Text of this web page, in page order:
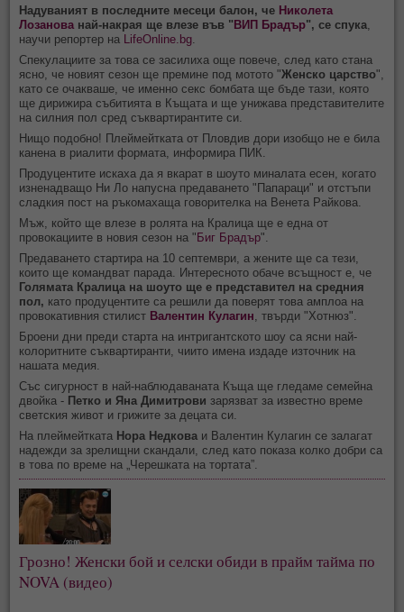
Надуваният в последните месеци балон, че Николета
Лозанова най-накрая ще влезе във "ВИП Брадър", се спука
научи репортер на LifeOnline.bg
Спекулациите за това се засилиха още повече, след като стана
ясно, че новият сезон ще премине под мотото "Женско царство",
като се очакваше, че именно секс бомбата ще бъде тази, която
ще дирижира събитията в Къщата и ще унижава представителите
на силния пол сред съквартирантите си.
Нищо подобно! Плеймейтката от Пловдив дори изобщо не е била
канена в риалити формата, информира ПИК.
Продуцентите искаха да я вкарат в шоуто миналата есен, когато
изненадващо Ни Ло напусна предаването "Папараци" и отстъпи
сладкия пост на ръкомахаща говорителка на Венета Райкова.
Мъж, който ще влезе в ролята на Кралица ще е една от
провокациите в новия сезон на "Биг Брадър".
Предаването стартира на 10 септември, а жените ще са тези,
които ще командват парада. Интересното обаче всъщност е, че
Голямата Кралица на шоуто ще е представител на средния
пол, като продуцентите са решили да поверят това амплоа на
провокативния стилист Валентин Кулагин , твърди "Хотнюз".
Броени дни преди старта на интригантското шоу са ясни най-
колоритните съквартиранти, чиито имена издаде източник на
нашата медия.
Със сигурност в най-наблюдаваната Къща ще гледаме семейна
двойка - Петко и Яна Димитрови зарязват за известно време
светския живот и грижите за децата си.
На плеймейтката Нора Недкова и Валентин Кулагин се залагат
надежди за зрелищни скандали, след като показа колко добри са
в това по време на „Черешката на тортата”.
Грозно! Женски бой и селски обиди в прайм тайма по
NOVA (видео)